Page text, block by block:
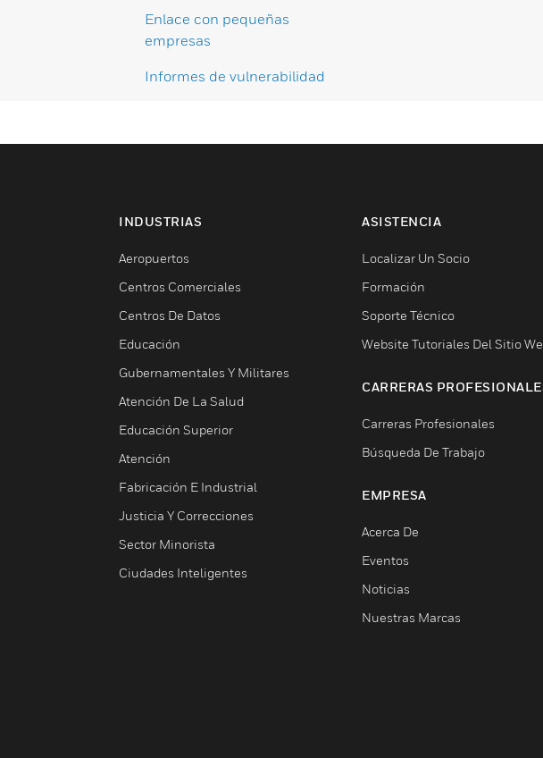
Enlace con pequeñas
empresas
Informes de vulnerabilidad
INDUSTRIAS
Aeropuertos
Centros Comerciales
Centros De Datos
Educación
Gubernamentales Y Militares
Atención De La Salud
Educación Superior
Atención
Fabricación E Industrial
Justicia Y Correcciones
Sector Minorista
Ciudades Inteligentes
ASISTENCIA
Localizar Un Socio
Formación
Soporte Técnico
Website Tutoriales Del Sitio
CARRERAS
Carreras Profesionales
Búsqueda De Trabajo
EMPRESA
Acerca De
Eventos
Noticias
Nuestras Marcas